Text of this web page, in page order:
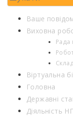
Ваше
Виховна
Рада
Віртуальна
Головна
Державні
Діяльність